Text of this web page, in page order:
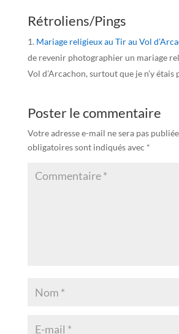
Rétroliens/Pings
Mariage religieux au Tir au Vol
de revenir photographier un mariage
Vol d’Arcachon, surtout que je n’y étais
Poster le commentaire
Votre adresse e-mail ne sera pas
obligatoires sont indiqués avec *